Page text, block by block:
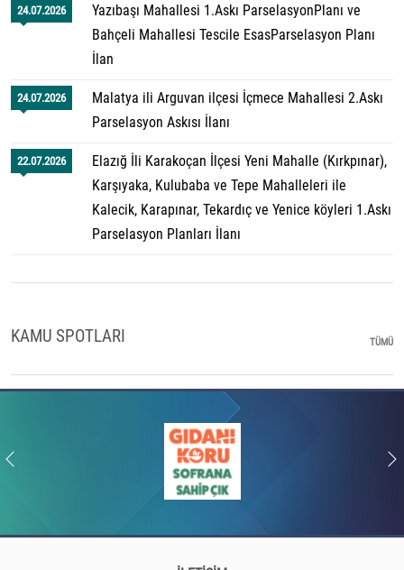
24.07.2026
Yazıbaşı Mahallesi 1.Askı ParselasyonPlanı ve
Bahçeli Mahallesi Tescile EsasParselasyon Planı
İlan
24.07.2026
Malatya ili Arguvan ilçesi İçmece Mahallesi 2.Askı
Parselasyon Askısı İlanı
22.07.2026
Elazığ İli Karakoçan İlçesi Yeni Mahalle (Kırkpınar),
Karşıyaka, Kulubaba ve Tepe Mahalleleri ile
Kalecik, Karapınar, Tekardıç ve Yenice köyleri 1.Askı
Parselasyon Planları İlanı
KAMU SPOTLARI TÜMÜ